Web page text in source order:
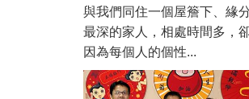
與我們同住一個屋簷下、緣
最深的家人，相處時間多，
因為每個人的個性...